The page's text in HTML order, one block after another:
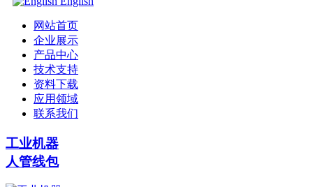
网站首页
企业展示
产品中心
技术支持
资料下载
应用领域
联系我们
工业机器
人管线包